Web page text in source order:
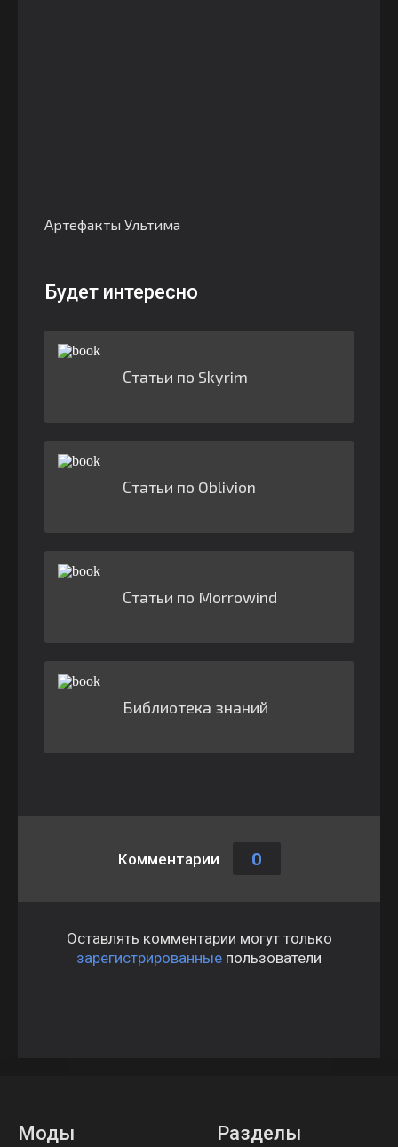
Артефакты Ультима
Будет интересно
Статьи по Skyrim
Статьи по Oblivion
Статьи по Morrowind
Библиотека знаний
Комментарии 0
Оставлять комментарии могут только
зарегистрированные пользователи
Моды Разделы